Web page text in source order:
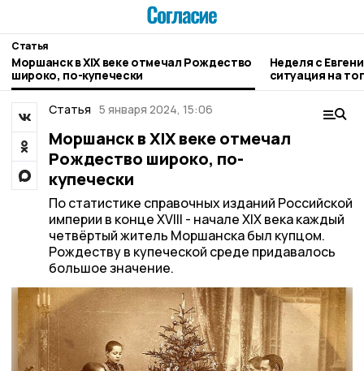
Статья
Моршанск в XIX веке отмечал Рождество
широко, по-купечески
Неделя с
ситуация на
городе и
Статья 5 января 2024, 15:06
Моршанск в XIX веке отмечал
Рождество широко, по-
купечески
По статистике справочных изданий Российской
империи в конце XVIII - начале XIX века каждый
четвёртый житель Моршанска был купцом.
Рождеству в купеческой среде придавалось
большое значение.